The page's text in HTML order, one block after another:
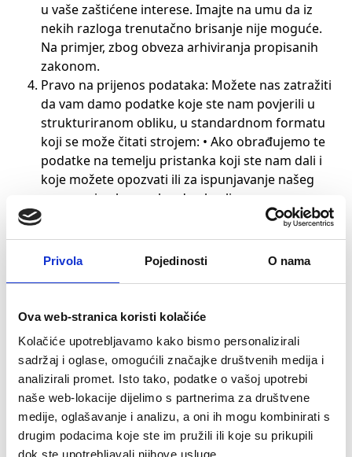
Privola Pojedinosti O nama
Ova web-stranica koristi kolačiće
Kolačiće upotrebljavamo kako bismo personalizirali
sadržaj i oglase, omogućili značajke društvenih medija i
analizirali promet. Isto tako, podatke o vašoj upotrebi
naše web-lokacije dijelimo s partnerima za društvene
medije, oglašavanje i analizu, a oni ih mogu kombinirati s
drugim podacima koje ste im pružili ili koje su prikupili
dok ste upotrebljavali njihove usluge.
u vaše zaštićene interese. Imajte na umu da iz
nekih razloga trenutačno brisanje nije moguće.
Na primjer, zbog obveza arhiviranja propisanih
zakonom.
Pravo na prijenos podataka: Možete nas zatražiti
da vam damo podatke koje ste nam povjerili u
strukturiranom obliku, u standardnom formatu
koji se može čitati strojem: • Ako obrađujemo te
podatke na temelju pristanka koji ste nam dali i
koje možete opozvati ili za ispunjavanje našeg
ugovora i • ako se obrada obavlja
automatiziranim procesima.
Pravo na prigovor: Ako distribuiramo Vaše
podatke u svrhu obavljanja zadaća od javnog
naše legitimne interese, možete podnijeti
postoji interes za zaštitu vaših podataka.
Pravo prigovora nadležnom tijelu: Ako smatrate
da smo nakon obrade vaših podataka prekršili
Hrvatske ili Europske propise o zaštiti podataka,
kontaktirajte nas kako bismo riješili sve
probleme. Svakako imate pravo podnijeti žalbu